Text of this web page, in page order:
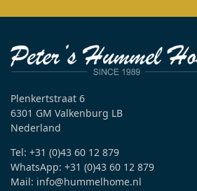
Plenkertstraat 6
6301 GM Valkenburg LB
Nederland
Tel: +31 (0)43 60 12 879
WhatsApp: +31 (0)43 60 12 879
Mail: info@hummelhome.nl